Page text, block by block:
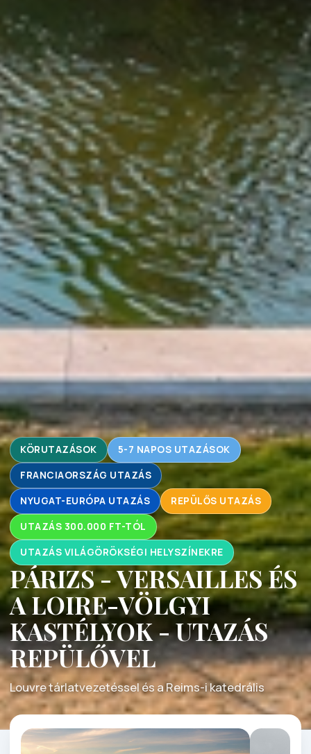
KÖRUTAZÁSOK 5-7 NAPOS UTAZÁSOK
FRANCIAORSZÁG UTAZÁS
NYUGAT-EURÓPA UTAZÁS REPÜLŐS UTAZÁS
UTAZÁS 300.000 FT-TÓL
UTAZÁS VILÁGÖRÖKSÉGI HELYSZÍNEKRE
PÁRIZS - VERSAILLES ÉS
A LOIRE-VÖLGYI
KASTÉLYOK - UTAZÁS
REPÜLŐVEL
Louvre tárlatvezetéssel és a Reims-i katedrális